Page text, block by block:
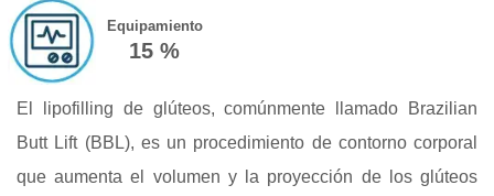
Equipamiento
15 %
El lipofilling de glúteos, comúnmente llamado Brazilian
Butt Lift (BBL), es un procedimiento de contorno corporal
que aumenta el volumen y la proyección de los glúteos